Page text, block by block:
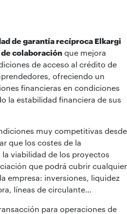
de garantía recíproca Elkargi
colaboración que mejora
de acceso al crédito de
ofreciendo un
financieras en condiciones
la estabilidad financiera de sus
muy competitivas desde
que los costes de la
viabilidad de los proyectos
que podrá cubrir cualquier
empresa: inversiones, liquidez
líneas de circulante…
para operaciones de